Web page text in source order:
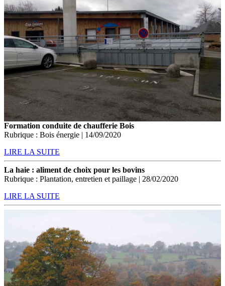
Formation conduite de chaufferie Bois
Rubrique : Bois énergie | 14/09/2020
LIRE LA SUITE
La haie : aliment de choix pour les bovins
Rubrique : Plantation, entretien et paillage | 28/02/2020
LIRE LA SUITE